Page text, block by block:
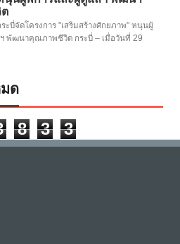
ระบี่จัดโครงการ "เสริมสร้างศักยภาพ" หนุนผู้
พัฒนาคุณภาพชีวิต กระบี่ – เมื่อวันที่ 29
ด
8 3 3